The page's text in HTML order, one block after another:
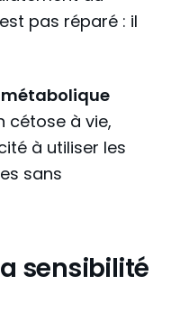
pas réparé : il
cétose à vie,
à utiliser les
sans
sensibilité